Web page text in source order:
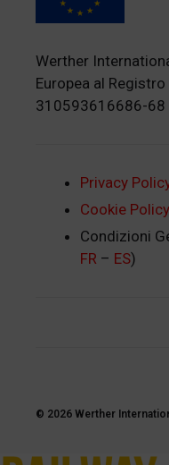
Werther
Europea al
310593616686-68
Privacy
Cookie Policy
Condizioni
FR – ES)
© 2026 Werther